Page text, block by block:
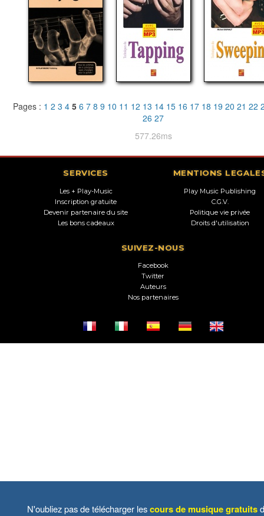
Pages : 1 2 3 4 5 6 7 8 9 10 11 12 13 14 15 16 17 18 19 20 21 22
26 27
577.26ms
SERVICES
Les + Play-Music
Inscription gratuite
Devenir partenaire du site
Les bons cadeaux
MENTIONS
Play Music Publishing
C.G.V.
Politique vie privée
Droits d'utilisation
SUIVEZ-NOUS
Facebook
Twitter
Auteurs
Nos partenaires
N'oubliez pas de télécharger lescours de musique gratuits